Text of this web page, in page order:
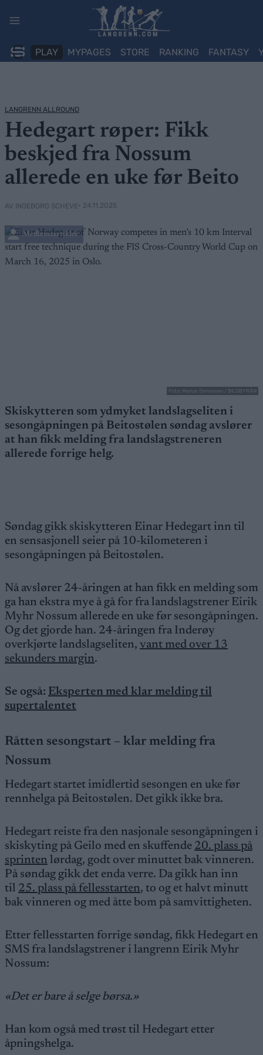
PLAY MYPAGES STORE RANKING FANTASY
LANGRENN ALLROUND
Hedegart røper: Fikk
beskjed fra Nossum
allerede en uke før Beito
AV INGEBORG SCHEVE• 24.11.2025
Medlemsartikler
Foto: Marius Simensen / BILDBYRÅN
Skiskytteren som ydmyket landslagseliten i
sesongåpningen på Beitostølen søndag avslører
at han fikk melding fra landslagstreneren
allerede forrige helg.
Søndag gikk skiskytteren Einar Hedegart inn til
en sensasjonell seier på 10-kilometeren i
sesongåpningen på Beitostølen.
Nå avslører 24-åringen at han fikk en melding som
ga han ekstra mye å gå for fra landslagstrener Eirik
Myhr Nossum allerede en uke før sesongåpningen.
Og det gjorde han. 24-åringen fra Inderøy
overkjørte landslagseliten, vant med over 13
sekunders margin.
Se også: Eksperten med klar melding til
supertalentet
Råtten sesongstart – klar melding fra
Nossum
Hedegart startet imidlertid sesongen en uke før
rennhelga på Beitostølen. Det gikk ikke bra.
Hedegart reiste fra den nasjonale sesongåpningen i
skiskyting på Geilo med en skuffende 20. plass på
sprinten lørdag, godt over minuttet bak vinneren.
På søndag gikk det enda verre. Da gikk han inn
til 25. plass på fellesstarten, to og et halvt minutt
bak vinneren og med åtte bom på samvittigheten.
Etter fellesstarten forrige søndag, fikk Hedegart en
SMS fra landslagstrener i langrenn Eirik Myhr
Nossum:
«Det er bare å selge børsa.»
Han kom også med trøst til Hedegart etter
åpningshelga.